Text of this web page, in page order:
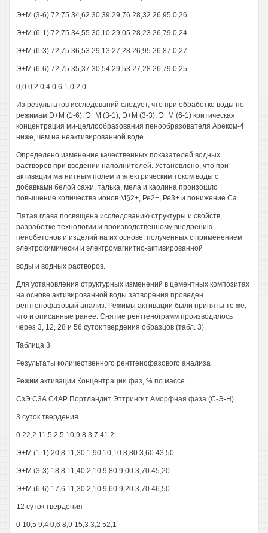
Э+М (3-6) 72,75 34,62 30,39 29,76 28,32 26,95 0,26
Э+М (6-1) 72,75 34,55 30,10 29,05 28,23 26,79 0,24
Э+М (6-3) 72,75 36,53 29,13 27,28 26,95 26,87 0,27
Э+М (6-6) 72,75 35,37 30,54 29,53 27,28 26,79 0,25
0,0 0,2 0,4 0,6 1,0 2,0
Из результатов исследований следует, что при обработке воды по
режимам Э+М (1-6), Э+М (3-1), Э+М (3-3), Э+М (6-1) критическая
концентрация ми-целлообразования пенообразователя Ареком-4
ниже, чем на неактивированной воде.
Определено изменение качественных показателей водных
растворов при введении наполнителей. Установлено, что при
активации магнитным полем и электрическим током воды с
добавками белой сажи, талька, мела и каолина произошло
повышение количества ионов М§2+, Ре2+, Ре3+ и понижение Са .
Пятая глава посвящена исследованию структуры и свойств,
разработке технологии и производственному внедрению
пенобетонов и изделий на их основе, полученных с применением
электрохимически и электромагнитно-активированной
воды и водных растворов.
Для установления структурных изменений в цементных композитах
на основе активированной воды затворения проведен
рентгенофазовый анализ. Режимы активации были приняты те же,
что и описанные ранее. Снятие рентгенограмм производилось
через 3, 12, 28 и 56 суток твердения образцов (табл. 3).
Таблица 3
Результаты количественного рентгенофазового анализа
Режим активации Концентрации фаз, % по массе
СзЭ С3А С4АР Портландит Эттрингит Аморфная фаза (С-Э-Н)
3 суток твердения
0 22,2 11,5 2,5 10,9 8 3,7 41,2
Э+М (1-1) 20,8 11,30 1,90 10,10 8,80 3,60 43,50
Э+М (3-3) 18,8 11,40 2,10 9,80 9,00 3,70 45,20
Э+М (6-6) 17,6 11,30 2,10 9,60 9,20 3,70 46,50
12 суток твердения
0 10,5 9,4 0,6 8,9 15,3 3,2 52,1